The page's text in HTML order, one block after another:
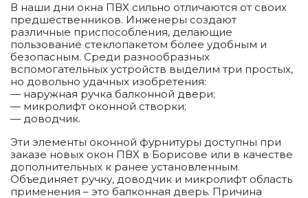
В наши дни окна ПВХ сильно отличаются от своих
предшественников. Инженеры создают
различные приспособления, делающие
пользование стеклопакетом более удобным и
безопасным. Среди разнообразных
вспомогательных устройств выделим три простых,
но довольно удачных изобретения:
— наружная ручка балконной двери;
— микролифт оконной створки;
— доводчик.
Эти элементы оконной фурнитуры доступны при
заказе новых окон ПВХ в Борисове или в качестве
дополнительных к ранее установленным.
Объединяет ручку, доводчик и микролифт область
применения – это балконная дверь. Причина